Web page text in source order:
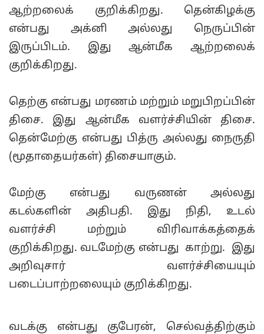
ஆற்றலைக் குறிக்கிறது. தென்கிழக்கு
என்பது அக்னி அல்லது நெருப்பின்
இருப்பிடம். இது ஆன்மீக ஆற்றலைக்
குறிக்கிறது.
தெற்கு என்பது மரணம் மற்றும் மறுபிறப்பின்
திசை. இது ஆன்மீக வளர்ச்சியின் திசை.
தென்மேற்கு என்பது பித்ரு அல்லது நைருதி
(மூதாதையர்கள்) திசையாகும்.
மேற்கு என்பது வருணன் அல்லது
கடல்களின் அதிபதி. இது நிதி, உடல்
வளர்ச்சி மற்றும் விரிவாக்கத்தைக்
குறிக்கிறது. வடமேற்கு என்பது காற்று. இது
அறிவுசார் வளர்ச்சியையும்
படைப்பாற்றலையும் குறிக்கிறது.
வடக்கு என்பது குபேரன், செல்வத்திற்கும்